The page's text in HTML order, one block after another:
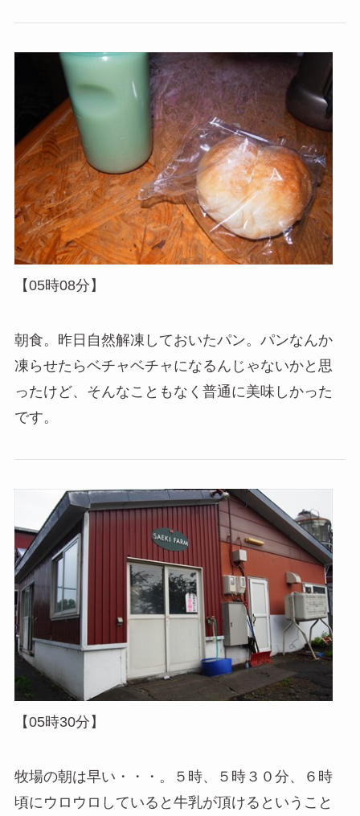
【05時08分】
朝食。昨日自然解凍しておいたパン。パンなんか
凍らせたらベチャベチャになるんじゃないかと思
ったけど、そんなこともなく普通に美味しかった
です。
【05時30分】
牧場の朝は早い・・・。５時、５時３０分、６時
頃にウロウロしていると牛乳が頂けるということ